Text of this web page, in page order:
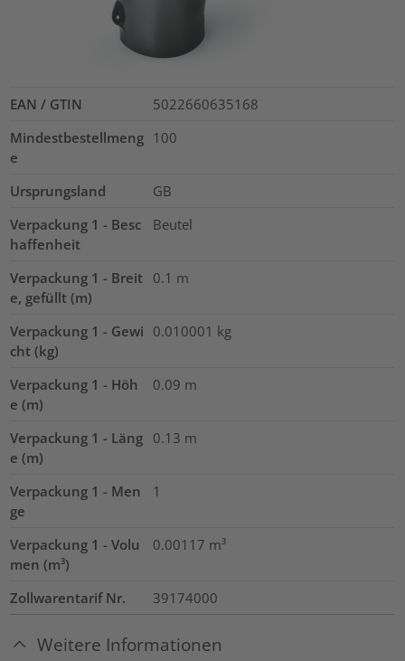
EAN / GTIN
5022660635168
Mindestbestellmeng
e
100
Ursprungsland
GB
Verpackung 1 - Besc
haffenheit
Beutel
Verpackung 1 - Breit
e, gefüllt (m)
0.1 m
Verpackung 1 - Gewi
cht (kg)
0.010001 kg
Verpackung 1 - Höh
e (m)
0.09 m
Verpackung 1 - Läng
e (m)
0.13 m
Verpackung 1 - Men
ge
1
Verpackung 1 - Volu
men (m³)
0.00117 m³
Zollwarentarif Nr. 39174000
Weitere Informationen